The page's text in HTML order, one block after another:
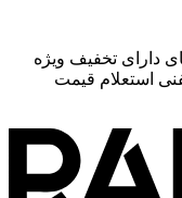
دارای تخفیف ویژه
استعلام قیمت